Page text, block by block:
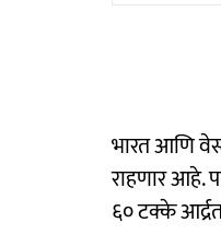
भारत आणि
राहणार आहे.
६० टक्के